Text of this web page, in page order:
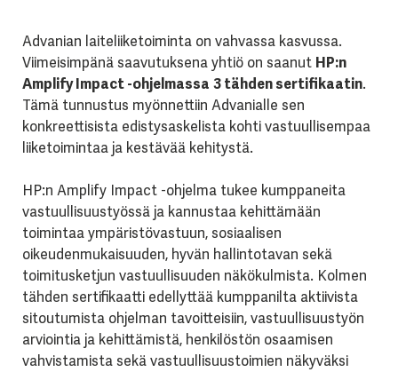
Advanian laiteliiketoiminta on vahvassa kasvussa.
Viimeisimpänä saavutuksena yhtiö on saanut HP:n
Amplify Impact -ohjelmassa 3 tähden sertifikaatin.
Tämä tunnustus myönnettiin Advanialle sen
konkreettisista edistysaskelista kohti vastuullisempaa
liiketoimintaa ja kestävää kehitystä.
HP:n Amplify Impact -ohjelma tukee kumppaneita
vastuullisuustyössä ja kannustaa kehittämään
toimintaa ympäristövastuun, sosiaalisen
oikeudenmukaisuuden, hyvän hallintotavan sekä
toimitusketjun vastuullisuuden näkökulmista. Kolmen
tähden sertifikaatti edellyttää kumppanilta aktiivista
sitoutumista ohjelman tavoitteisiin, vastuullisuustyön
arviointia ja kehittämistä, henkilöstön osaamisen
vahvistamista sekä vastuullisuustoimien näkyväksi